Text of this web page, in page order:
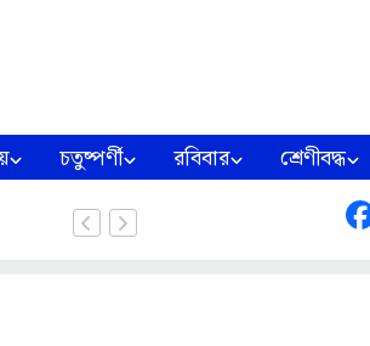
চতুষ্পর্ণী রবিবার শ্রেণীবদ্ধ